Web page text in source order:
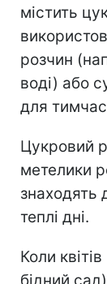
містить
розчин
воді) або
для
Цукровий
метелики
знаходять
теплі дні.
Коли